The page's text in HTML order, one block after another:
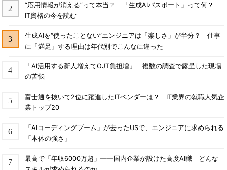
“応用情報が消える”って本当？ 「生成AIパスポート」って何？
IT資格の今を読む
生成AIを“使ったことない”エンジニアは「楽しさ」が半分？ 仕事
に「満足」する理由は年代別でこんなに違った
「AI活用する新人増えてOJT負担増」 複数の調査で露呈した現場
の苦悩
富士通を抜いて2位に躍進したITベンダーは？ IT業界の就職人気企
業トップ20
「AIコーディングブーム」が去ったUSで、エンジニアに求められる
「本体の強さ」
最高で「年収6000万超」――国内企業が設けた高度AI職 どんな